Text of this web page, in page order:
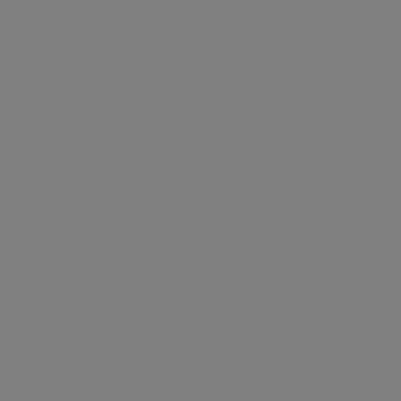
συρταριέρα ψηλή είτε μια χαμηλή συρταριέρα, μια φαρδιά
καταλαμβάνει ελάχιστο χώρο. Ποιοτικές συρταριέρες λευκές,